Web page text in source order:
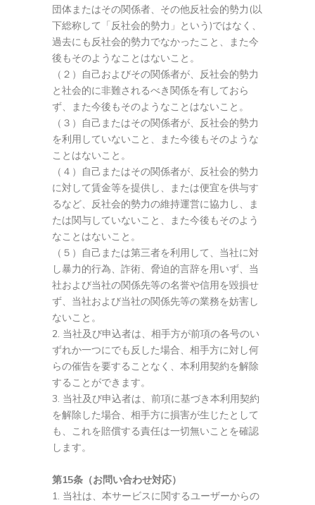
団体またはその関係者、その他反社会的勢力(以
下総称して「反社会的勢力」という)ではなく、
過去にも反社会的勢力でなかったこと、また今
後もそのようなことはないこと。
（２）自己およびその関係者が、反社会的勢力
と社会的に非難されるべき関係を有しておら
ず、また今後もそのようなことはないこと。
（３）自己またはその関係者が、反社会的勢力
を利用していないこと、また今後もそのような
ことはないこと。
（４）自己またはその関係者が、反社会的勢力
に対して賃金等を提供し、または便宜を供与す
るなど、反社会的勢力の維持運営に協力し、ま
たは関与していないこと、また今後もそのよう
なことはないこと。
（５）自己または第三者を利用して、当社に対
し暴力的行為、詐術、脅迫的言辞を用いず、当
社および当社の関係先等の名誉や信用を毀損せ
ず、当社および当社の関係先等の業務を妨害し
ないこと。
当社及び申込者は、相手方が前項の各号のい
ずれか一つにでも反した場合、相手方に対し何
らの催告を要することなく、本利用契約を解除
することができます。
3. 当社及び申込者は、前項に基づき本利用契約
を解除した場合、相手方に損害が生じたとして
も、これを賠償する責任は一切無いことを確認
します。
第15条（お問い合わせ対応）
当社は、本サービスに関するユーザーからの